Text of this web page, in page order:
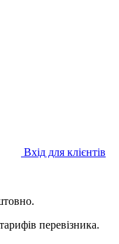
Вхід для клієнтів
перевізника.